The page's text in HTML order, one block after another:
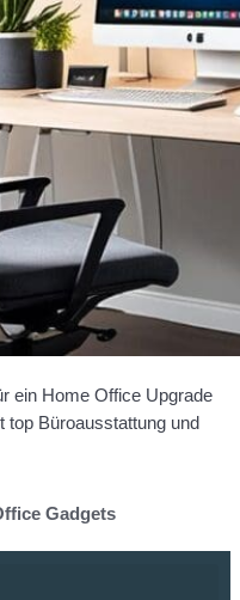
ein Home Office Upgrade
top Büroausstattung und
Gadgets